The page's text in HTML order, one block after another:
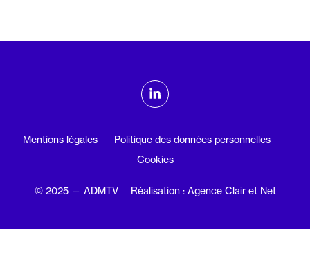
ADMTV sur les réseaux sociaux
Linkedin
Mentions légales
Politique des données personnelles
Cookies
© 2025 — ADMTV Réalisation : Agence Clair et Net